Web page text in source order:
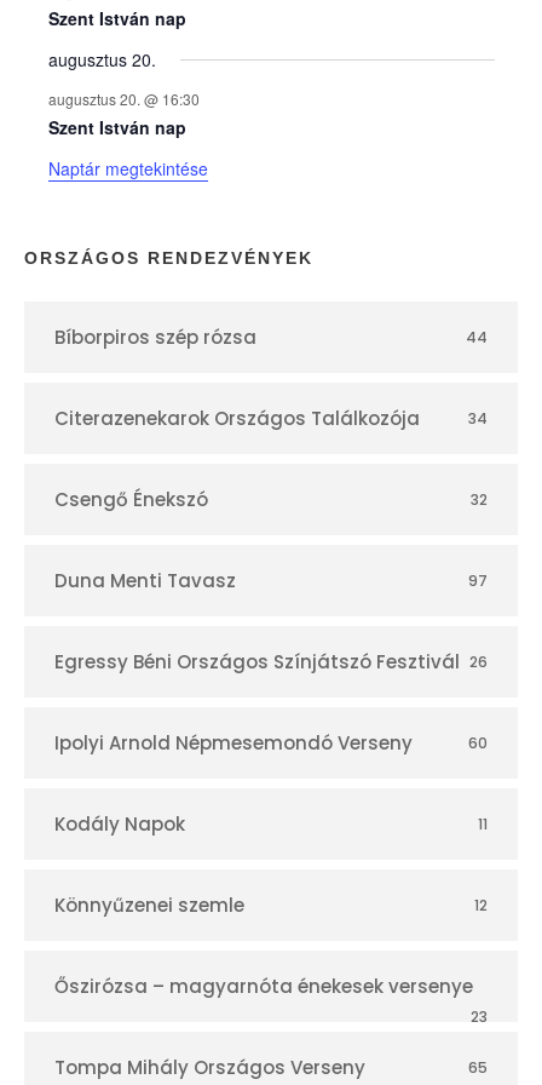
e
k
n
a
p
r
Szent István nap
augusztus 20.
augusztus 20. @ 16:30
Szent István nap
Naptár megtekintése
ORSZÁGOS RENDEZVÉNYEK
Bíborpiros szép rózsa 44
Citerazenekarok Országos Találkozója 34
Csengő Énekszó 32
Duna Menti Tavasz 97
Egressy Béni Országos Színjátszó Fesztivál 26
Ipolyi Arnold Népmesemondó Verseny 60
Kodály Napok 11
Könnyűzenei szemle 12
Őszirózsa – magyarnóta énekesek versenye
23
Tompa Mihály Országos Verseny 65